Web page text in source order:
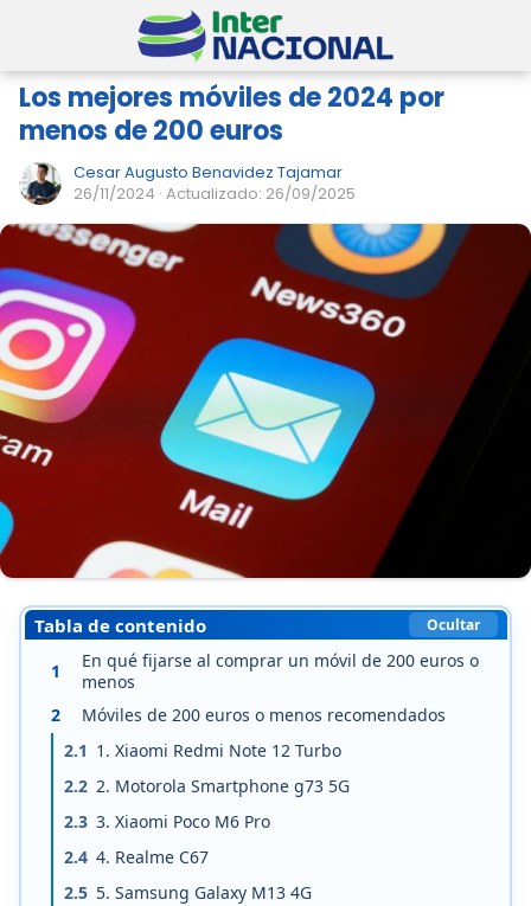
Los mejores móviles de 2024 por
menos de 200 euros
Cesar Augusto Benavidez Tajamar
26/11/2024 · Actualizado: 26/09/2025
Tabla de contenido Ocultar
1
En qué fijarse al comprar un móvil de 200 euros o
menos
2
Móviles de 200 euros o menos recomendados
2.1 1. Xiaomi Redmi Note 12 Turbo
2.2 2. Motorola Smartphone g73 5G
2.3 3. Xiaomi Poco M6 Pro
2.4 4. Realme C67
2.5 5. Samsung Galaxy M13 4G